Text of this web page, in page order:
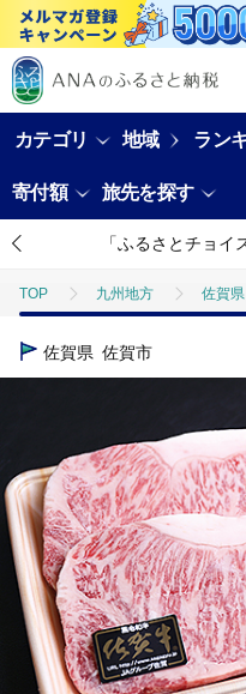
カテゴリ 地域 ラン
寄付額 旅先を探す
「ふるさとチョ
TOP 九州地方 佐賀県
TOP
佐賀県 佐賀市